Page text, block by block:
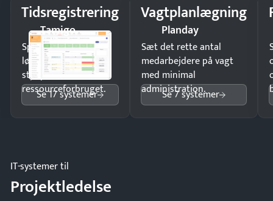
Tidsregistrering
Tamigo
Spar tid på
lønberegning og få
styr på
ressourceforbruget.
Se 17 systemer
Vagtplanlægning
Planday
Sæt det rette antal
medarbejdere på vagt
med minimal
administration.
Se 7 systemer
IT-systemer til
Projektledelse